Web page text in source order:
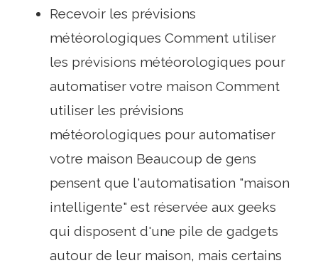
Recevoir les prévisions
météorologiques Comment utiliser
les prévisions météorologiques pour
automatiser votre maison Comment
utiliser les prévisions
météorologiques pour automatiser
votre maison Beaucoup de gens
pensent que l'automatisation "maison
intelligente" est réservée aux geeks
qui disposent d'une pile de gadgets
autour de leur maison, mais certains